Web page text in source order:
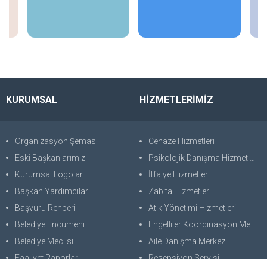
KURUMSAL
Organizasyon Şeması
Eski Başkanlarımız
Kurumsal Logolar
Başkan Yardımcıları
Başvuru Rehberi
Belediye Encümeni
Belediye Meclisi
HİZMETLERİMİZ
Cenaze Hizmetleri
Psikolojik Danışma Hizmetleri
İtfaiye Hizmetleri
Zabıta Hizmetleri
Atık Yönetimi Hizmetleri
Engelliler Koordinasyon Merkezi
Aile Danışma Merkezi